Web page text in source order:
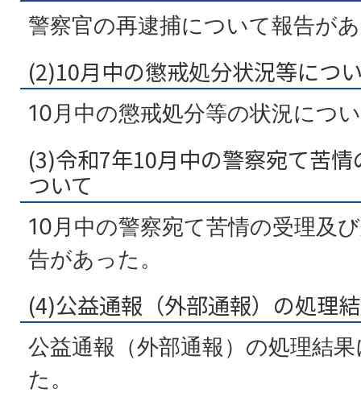
警察官の再逮捕について報告が
(2)10月中の懲戒処分状況等につ
10月中の懲戒処分等の状況につ
(3)令和7年10月中の警察宛て苦
ついて
10月中の警察宛て苦情の受理及
告があった。
(4)公益通報（外部通報）の処理
公益通報（外部通報）の処理結
た。